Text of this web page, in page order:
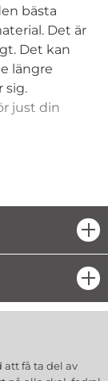
bästa
Det är
Det kan
längre
sig.
just din
Application
att få ta del av